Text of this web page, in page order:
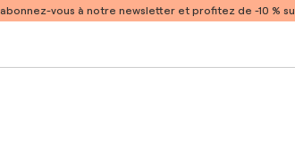
abonnez-vous à notre newsletter et profitez de -10 %